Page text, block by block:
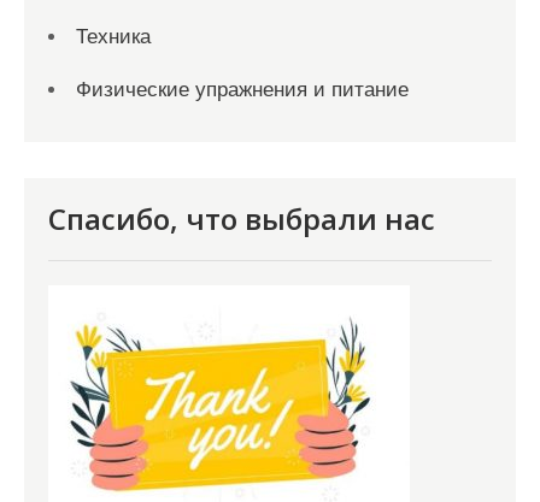
Техника
Физические упражнения и питание
Спасибо, что выбрали нас